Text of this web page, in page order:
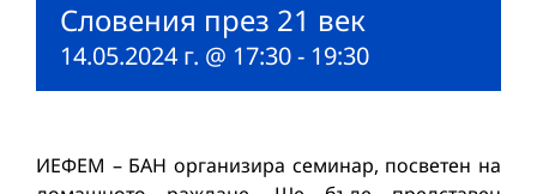
Словения през 21 век
14.05.2024 г. @ 17:30- 19:30
ИЕФЕМ – БАН организира семинар, посветен на